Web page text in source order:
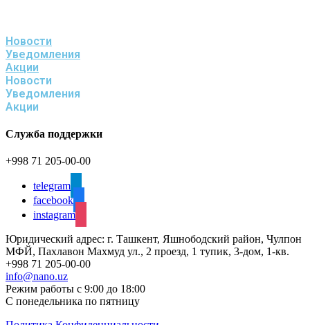
Новости
Уведомления
Акции
Новости
Уведомления
Акции
Служба поддержки
+998 71 205-00-00
telegram
facebook
instagram
Юридический адрес: г. Ташкент, Яшнободский район, Чулпон
МФЙ, Пахлавон Махмуд ул., 2 проезд, 1 тупик, 3-дом, 1-кв.
+998 71 205-00-00
info@nano.uz
Режим работы с 9:00 до 18:00
С понедельника по пятницу